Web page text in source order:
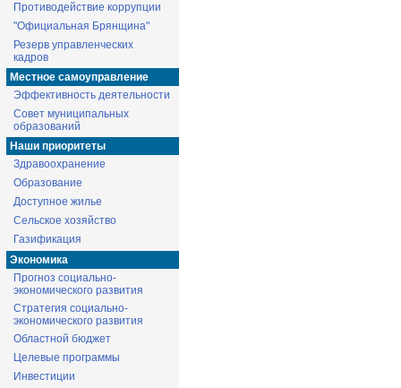
Противодействие коррупции
"Официальная Брянщина"
Резерв управленческих
кадров
Местное самоуправление
Эффективность деятельности
Совет муниципальных
образований
Наши приоритеты
Здравоохранение
Образование
Доступное жилье
Сельское хозяйство
Газификация
Экономика
Прогноз социально-
экономического развития
Стратегия социально-
экономического развития
Областной бюджет
Целевые программы
Инвестиции